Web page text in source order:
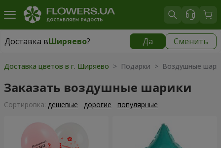
Доставка вШиряево? Да Сменить
Доставка вШиряево|
Доставка цветов в г. Ширяево > Подарки > Воздушные
Заказать воздушные шарики
Cортировка: дешевые дорогие популярные